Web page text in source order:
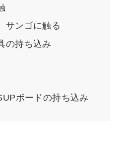
サンゴに触る
の持ち込み
ボードの持ち込み